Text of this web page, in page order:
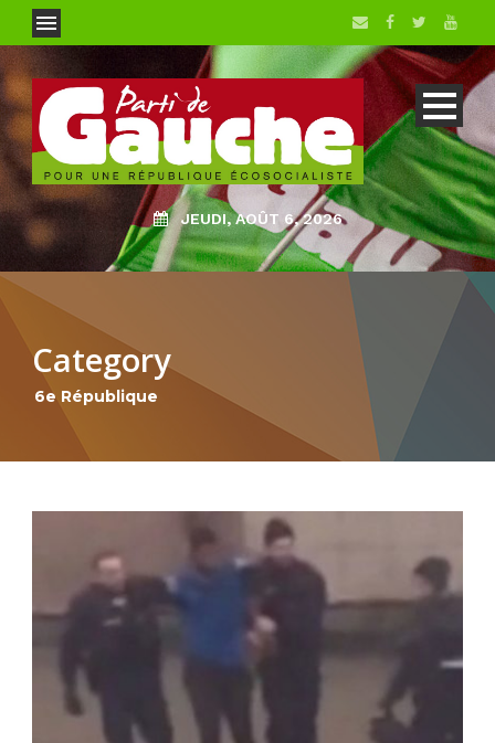
JEUDI, AOÛT 6, 2026
Category
6e République